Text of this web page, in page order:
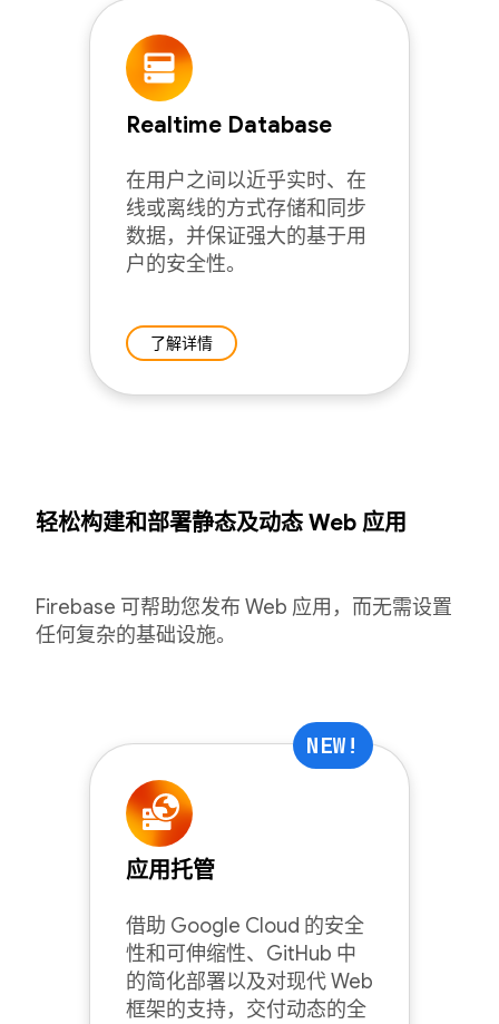
Realtime Database
在用户之间以近乎实时、在
线或离线的方式存储和同步
数据，并保证强大的基于用
户的安全性。
了解详情
轻松构建和部署静态及动态 Web 应用
Firebase 可帮助您发布 Web 应用，而无需设置
任何复杂的基础设施。
NEW!
应用托管
借助 Google Cloud 的安全
性和可伸缩性、GitHub 中
的简化部署以及对现代 Web
框架的支持，交付动态的全